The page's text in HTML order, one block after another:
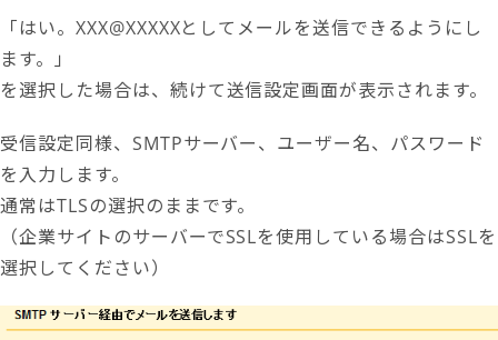
「はい。XXX@XXXXXとしてメールを送信できるようにし
ます。」
を選択した場合は、続けて送信設定画面が表示されます。
受信設定同様、SMTPサーバー、ユーザー名、パスワード
を入力します。
通常はTLSの選択のままです。
（企業サイトのサーバーでSSLを使用している場合はSSLを
選択してください）